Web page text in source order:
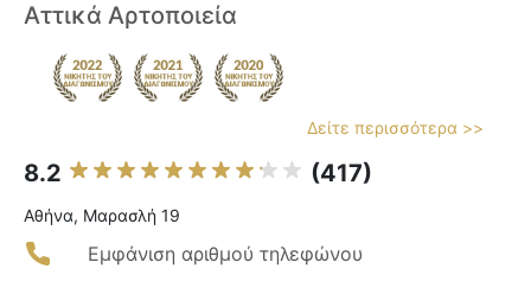
Αττικά Αρτοποιεία
Δείτε περισσότερα >>
8.2 (417)
Αθήνα, Μαρασλή 19
Εμφάνιση αριθμού τηλεφώνου